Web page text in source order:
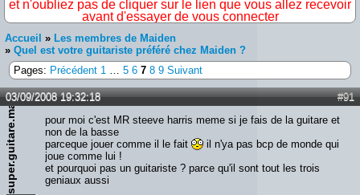
et n'oubliez pas de cliquer sur le lien que vous allez recevoir
avant d'essayer de vous connecter
Accueil » Les membres de Maiden
» Quel est votre guitariste préféré chez Maiden ?
Pages: Précédent 1 … 5 6 7 8 9 Suivant
#91
03/09/2008 19:32:18
super.guitare.man
pour moi c'est MR steeve harris meme si je fais de la guitare et
non de la basse
parceque jouer comme il le fait
il n'ya pas bcp de monde qui
joue comme lui !
et pourquoi pas un guitariste ? parce qu'il sont tout les trois
geniaux aussi